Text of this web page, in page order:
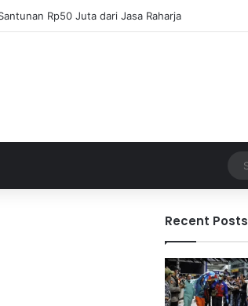
Herdman, Pemain Asing Jadi Cadangan
Recent Posts